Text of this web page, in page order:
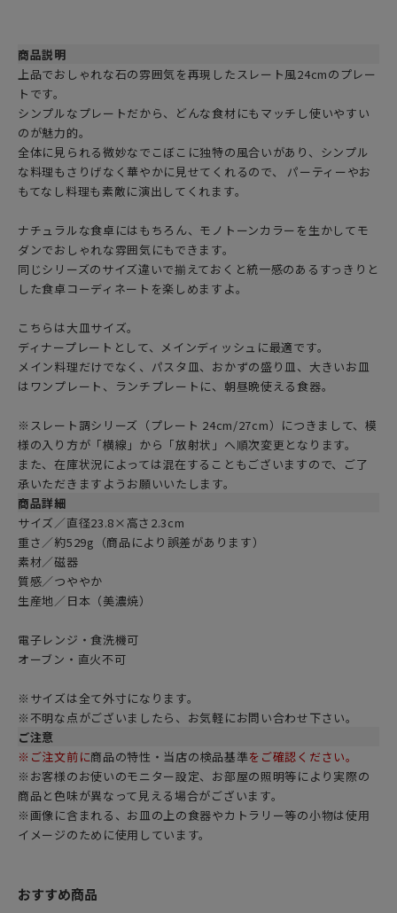
商品説明
上品でおしゃれな石の雰囲気を再現したスレート風24cmのプレー
トです。
シンプルなプレートだから、どんな食材にもマッチし使いやすい
のが魅力的。
全体に見られる微妙なでこぼこに独特の風合いがあり、シンプル
な料理もさりげなく華やかに見せてくれるので、 パーティーやお
もてなし料理も素敵に演出してくれます。
ナチュラルな食卓にはもちろん、モノトーンカラーを生かしてモ
ダンでおしゃれな雰囲気にもできます。
同じシリーズのサイズ違いで揃えておくと統一感のあるすっきりと
した食卓コーディネートを楽しめますよ。
こちらは大皿サイズ。
ディナープレートとして、メインディッシュに最適です。
メイン料理だけでなく、パスタ皿、おかずの盛り皿、大きいお皿
はワンプレート、ランチプレートに、朝昼晩使える食器。
※スレート調シリーズ（プレート 24cm/27cm）につきまして、模
様の入り方が「横線」から「放射状」へ順次変更となります。
また、在庫状況によっては混在することもございますので、ご了
承いただきますようお願いいたします。
商品詳細
サイズ／直径23.8×高さ2.3cm
重さ／約529g（商品により誤差があります）
素材／磁器
質感／つややか
生産地／日本（美濃焼）
電子レンジ・食洗機可
オーブン・直火不可
※サイズは全て外寸になります。
※不明な点がございましたら、お気軽にお問い合わせ下さい。
ご注意
※ご注文前に商品の特性・当店の検品基準をご確認ください。
※お客様のお使いのモニター設定、お部屋の照明等により実際の
商品と色味が異なって見える場合がございます。
※画像に含まれる、お皿の上の食器やカトラリー等の小物は使用
イメージのために使用しています。
おすすめ商品